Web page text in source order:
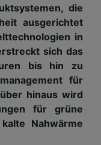
die
ausgerichtet
in
sich das
bis hin zu
für
hinaus wird
für grüne
Nahwärme